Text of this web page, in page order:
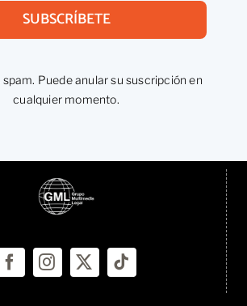
SUBSCRÍBETE
Puede anular su suscripción en
cualquier momento.